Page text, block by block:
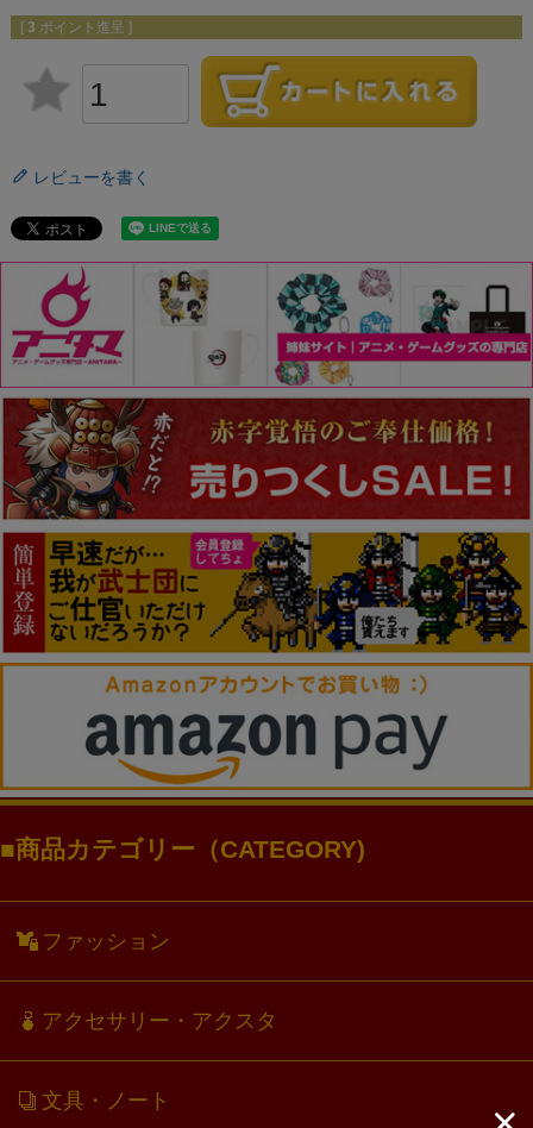
[ 3 ポイント進呈 ]
レビューを書く
商品カテゴリー（CATEGORY)
ファッション
アクセサリー・アクスタ
文具・ノート